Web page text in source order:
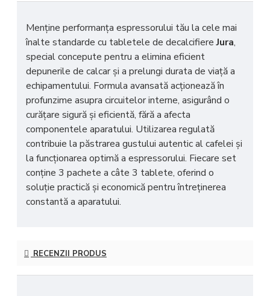
Menține performanța espressorului tău la cele mai
înalte standarde cu tabletele de decalcifiereJura,
special concepute pentru a elimina eficient
depunerile de calcar și a prelungi durata de viață a
echipamentului. Formula avansată acționează în
profunzime asupra circuitelor interne, asigurând o
curățare sigură și eficientă, fără a afecta
componentele aparatului. Utilizarea regulată
contribuie la păstrarea gustului autentic al cafelei și
la funcționarea optimă a espressorului. Fiecare set
conține 3 pachete a câte 3 tablete, oferind o
soluție practică și economică pentru întreținerea
constantă a aparatului.
RECENZII PRODUS